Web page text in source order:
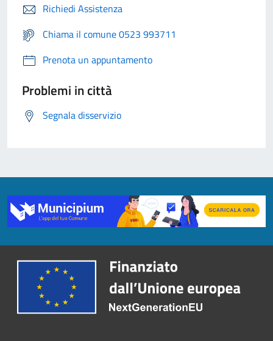
Richiedi Assistenza
Chiama il comune 0523 993711
Prenota un appuntamento
Problemi in città
Segnala disservizio